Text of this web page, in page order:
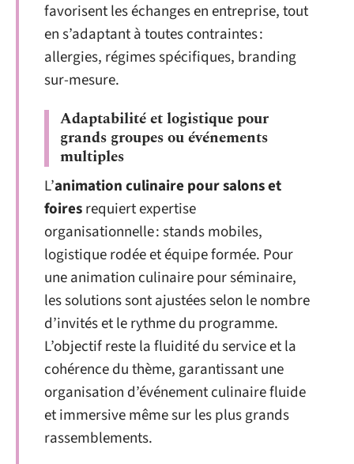
favorisent les échanges en entreprise, tout
en s’adaptant à toutes contraintes :
allergies, régimes spécifiques, branding
sur-mesure.
Adaptabilité et logistique pour
grands groupes ou événements
multiples
L’animation culinaire pour salons et
foiresrequiert expertise
organisationnelle : stands mobiles,
logistique rodée et équipe formée. Pour
une animation culinaire pour séminaire,
les solutions sont ajustées selon le nombre
d’invités et le rythme du programme.
L’objectif reste la fluidité du service et la
cohérence du thème, garantissant une
organisation d’événement culinaire fluide
et immersive même sur les plus grands
rassemblements.